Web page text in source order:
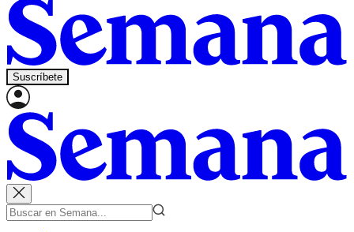
Suscríbete